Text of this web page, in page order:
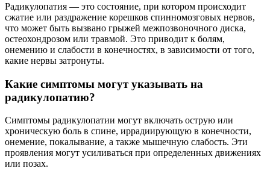
Радикулопатия — это состояние, при котором происходит
сжатие или раздражение корешков спинномозговых нервов,
что может быть вызвано грыжей межпозвоночного диска,
остеохондрозом или травмой. Это приводит к болям,
онемению и слабости в конечностях, в зависимости от того,
какие нервы затронуты.
Какие симптомы могут указывать на
радикулопатию?
Симптомы радикулопатии могут включать острую или
хроническую боль в спине, иррадиирующую в конечности,
онемение, покалывание, а также мышечную слабость. Эти
проявления могут усиливаться при определенных движениях
или позах.